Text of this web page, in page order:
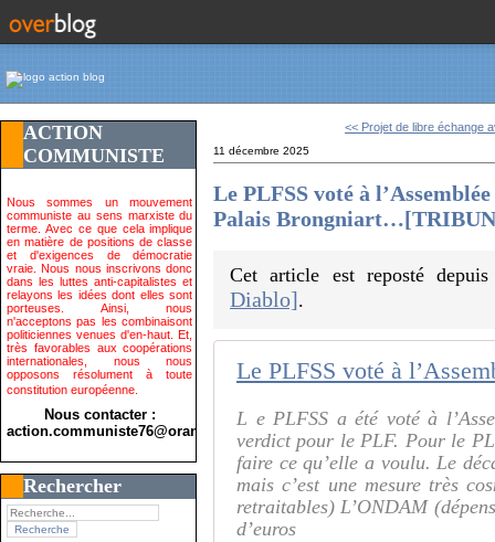
ACTION
COMMUNISTE
Nous sommes un mouvement
communiste au sens marxiste du
terme. Avec ce que cela implique
en matière de positions de classe
et d'exigences de démocratie
vraie. Nous nous inscrivons donc
dans les luttes anti-capitalistes et
relayons les idées dont elles sont
porteuses. Ainsi, nous
n'acceptons pas les combinaisont
politiciennes venues d'en-haut. Et,
très favorables aux coopérations
internationales, nous nous
opposons résolument à toute
constitution européenne.
Nous contacter :
action.communiste76@orange.fr>
Rechercher
<< Projet de libre échange
11 décembre 2025
Le PLFSS voté à
Palais
Cet article est reposté
Diablo].
L e PLFSS a été voté à
verdict pour le PLF. Pour le
faire ce qu’elle a voulu. Le
mais c’est une mesure très
retraitables) L’ONDAM
d’euros